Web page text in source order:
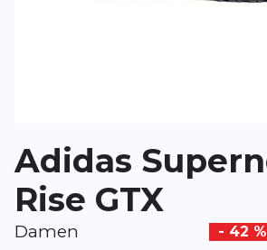
Dieses Formular ist durch reCAPTCHA
Google.
Adidas
Rise GTX
Damen - 42 %